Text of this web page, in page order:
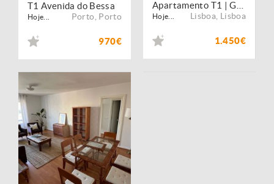
T1 Avenida do Bessa
Hoje... Porto Porto
970€
Hoje... Lisboa Lisboa
1.450€